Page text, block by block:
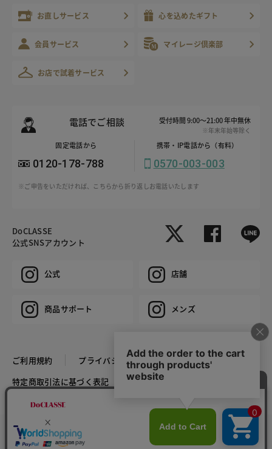
カラー・サイズを選択する
お直しサービス 心を込めたギフト
会員サービス マイレージ倶楽部
お店で試着サービス
電話でご相談 受付時間 9:00～21:00 年中無休
※年末年始等除く
固定電話から
0120-178-788
携帯・IP電話から（有料）
0570-003-003
※ご申告をいただければ、こちらから折り返しお電話いたします
DoCLASSE
公式SNSアカウント
公式 店舗
商品サポート メンズ
ご利用規約
プライバシーポリシー
特定商取引法に基づく表記
推奨環境
COPYRIGHT © DoCLASSE ALL RIGHTS RESERVED.